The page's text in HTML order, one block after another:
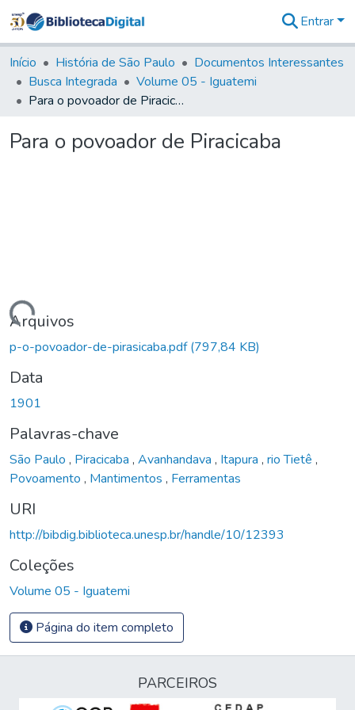
&
Coleções
Tudo na
Biblioteca
Estatísticas
Entrar
Início História de São Paulo
Documentos Interessantes
Busca Integrada
Volume 05 - Iguatemi
Para o povoador de Piracicaba
Para o povoador de Piracicaba
Carregando...
Arquivos
p-o-povoador-de-pirasicaba.pdf(797,84 KB)
Data
1901
Palavras-chave
São Paulo , Piracicaba , Avanhandava , Itapura , rio Tietê ,
Povoamento , Mantimentos , Ferramentas
URI
http://bibdig.biblioteca.unesp.br/handle/10/12393
Coleções
Volume 05 - Iguatemi
Página do item completo
PARCEIROS